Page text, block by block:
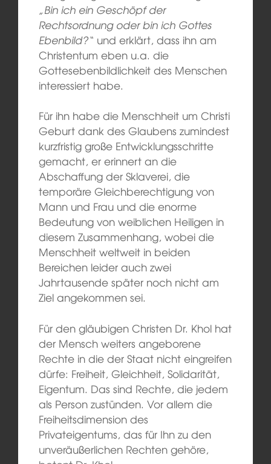
„Bin ich ein Geschöpf der
Rechtsordnung oder bin ich Gottes
Ebenbild?“ und erklärt, dass ihn am
Christentum eben u.a. die
Gottesebenbildlichkeit des Menschen
interessiert habe.
Für ihn habe die Menschheit um Christi
Geburt dank des Glaubens zumindest
kurzfristig große Entwicklungsschritte
gemacht, er erinnert an die
Abschaffung der Sklaverei, die
temporäre Gleichberechtigung von
Mann und Frau und die enorme
Bedeutung von weiblichen Heiligen in
diesem Zusammenhang, wobei die
Menschheit weltweit in beiden
Bereichen leider auch zwei
Jahrtausende später noch nicht am
Ziel angekommen sei.
Für den gläubigen Christen Dr. Khol hat
der Mensch weiters angeborene
Rechte in die der Staat nicht eingreifen
dürfe: Freiheit, Gleichheit, Solidarität,
Eigentum. Das sind Rechte, die jedem
als Person zustünden. Vor allem die
Freiheitsdimension des
Privateigentums, das für Ihn zu den
unveräußerlichen Rechten gehöre,